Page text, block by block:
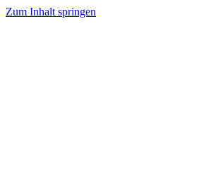
Zum Inhalt springen